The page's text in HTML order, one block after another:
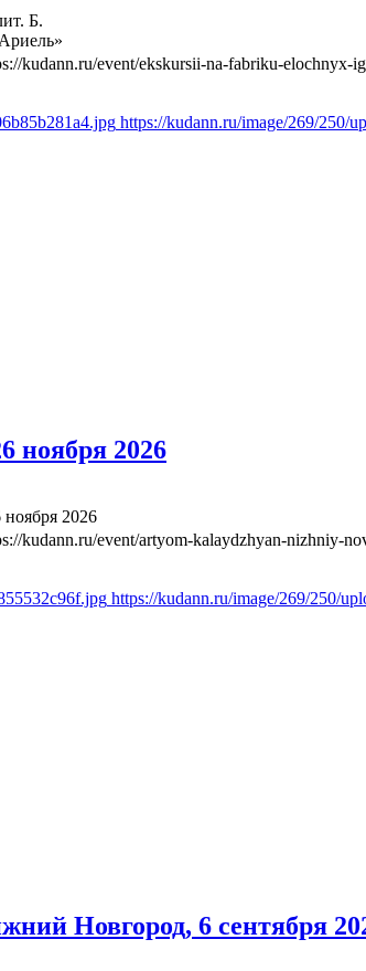
Б.
kudann.ru/event/ekskursii-na-fabriku-elochnyx-
https://kudann.ru/image/269/250/
ноября 2026
2026
kudann.ru/event/artyom-kalaydzhyan-nizhniy-
https://kudann.ru/image/269/250/
Новгород, 6 сентября